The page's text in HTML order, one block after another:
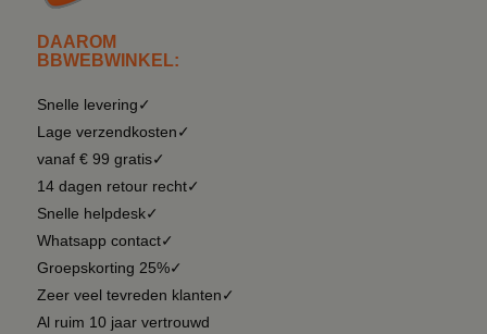
DAAROM
BBWEBWINKEL:
Snelle levering✓
Lage verzendkosten✓
vanaf € 99 gratis✓
14 dagen retour recht✓
Snelle helpdesk✓
Whatsapp contact✓
Groepskorting 25%✓
Zeer veel tevreden klanten✓
Al ruim 10 jaar vertrouwd